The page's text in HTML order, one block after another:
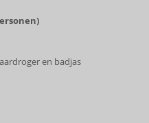
en badjas